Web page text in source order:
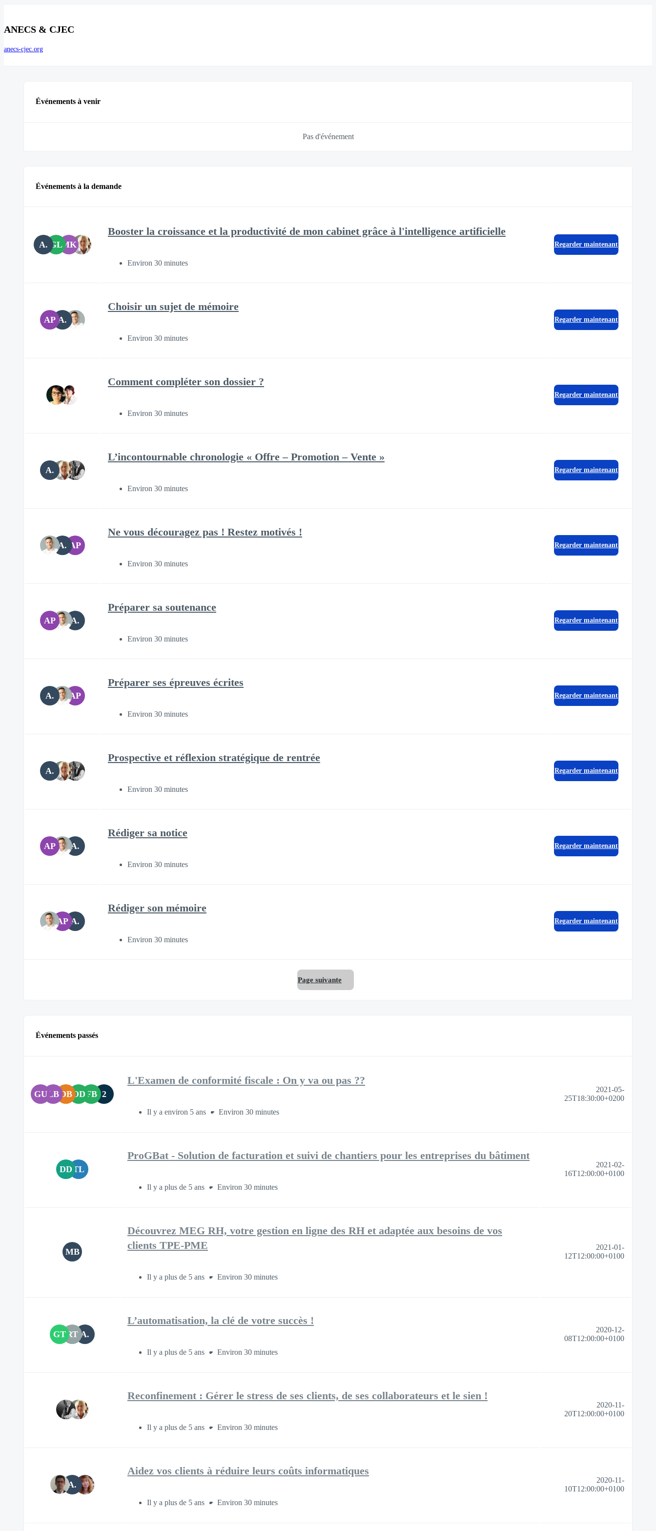
ANECS & CJEC
anecs-cjec.org
Événements à venir
Pas d'événement
Événements à la demande
A. GLMK
Booster la croissance et la productivité de mon cabinet grâce à l'intelligence artificielle
Environ 30 minutes
Regarder maintenant
AP A.
Choisir un sujet de mémoire
Environ 30 minutes
Regarder maintenant
Comment compléter son dossier ?
Environ 30 minutes
Regarder maintenant
A.
L’incontournable chronologie « Offre – Promotion – Vente »
Environ 30 minutes
Regarder maintenant
A. AP
Ne vous découragez pas ! Restez motivés !
Environ 30 minutes
Regarder maintenant
AP A.
Préparer sa soutenance
Environ 30 minutes
Regarder maintenant
A. AP
Préparer ses épreuves écrites
Environ 30 minutes
Regarder maintenant
A.
Prospective et réflexion stratégique de rentrée
Environ 30 minutes
Regarder maintenant
AP A.
Rédiger sa notice
Environ 30 minutes
Regarder maintenant
AP A.
Rédiger son mémoire
Environ 30 minutes
Regarder maintenant
Page suivante
Événements passés
GU LB DBOD FB 2
L'Examen de conformité fiscale : On y va ou pas ??
Il y a environ 5 ans Environ 30 minutes
2021-05-
25T18:30:00+0200
DD TL
ProGBat - Solution de facturation et suivi de chantiers pour les entreprises du bâtiment
Il y a plus de 5 ans Environ 30 minutes
2021-02-
16T12:00:00+0100
MB
Découvrez MEG RH, votre gestion en ligne des RH et adaptée aux besoins de vos
clients TPE-PME
Il y a plus de 5 ans Environ 30 minutes
2021-01-
12T12:00:00+0100
GT RT A.
L’automatisation, la clé de votre succès !
Il y a plus de 5 ans Environ 30 minutes
2020-12-
08T12:00:00+0100
Reconfinement : Gérer le stress de ses clients, de ses collaborateurs et le sien !
Il y a plus de 5 ans Environ 30 minutes
2020-11-
20T12:00:00+0100
A.
Aidez vos clients à réduire leurs coûts informatiques
Il y a plus de 5 ans Environ 30 minutes
2020-11-
10T12:00:00+0100